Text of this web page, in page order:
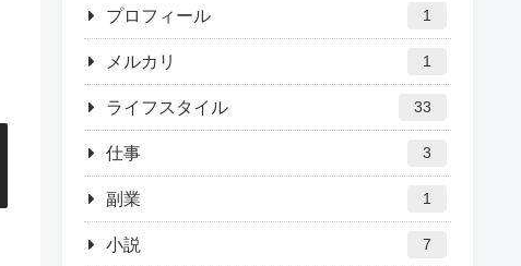
プロフィール 1
メルカリ 1
ライフスタイル 33
仕事 3
副業 1
小説 7